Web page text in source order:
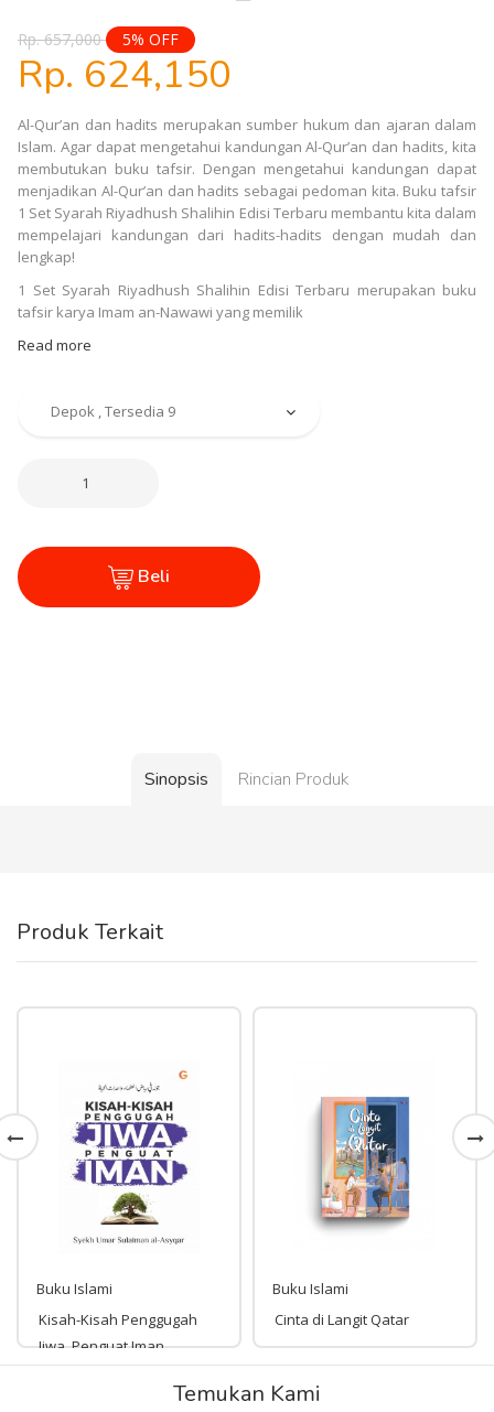
Rp. 657,000 5% OFF
Rp. 624,150
Al-Qur’an dan hadits merupakan sumber hukum dan ajaran dalam
Islam. Agar dapat mengetahui kandungan Al-Qur’an dan hadits, kita
membutukan buku tafsir. Dengan mengetahui kandungan dapat
menjadikan Al-Qur’an dan hadits sebagai pedoman kita. Buku tafsir
1 Set Syarah Riyadhush Shalihin Edisi Terbaru membantu kita dalam
mempelajari kandungan dari hadits-hadits dengan mudah dan
lengkap!
1 Set Syarah Riyadhush Shalihin Edisi Terbaru merupakan buku
tafsir karya Imam an-Nawawi yang memilik
Read more
Beli
Sinopsis Rincian Produk
Produk Terkait
Buku Islami
Kisah-Kisah Penggugah
Jiwa, Penguat Iman
97,000
Buku Islami
Cinta di Langit Qatar
Rp 99,000
Temukan Kami